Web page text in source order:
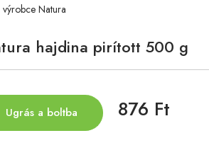
Natura
hajdina pirított 500 g
Ugrás a boltba 876 Ft